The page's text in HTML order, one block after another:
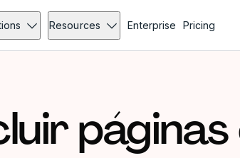
Resources Enterprise Pricing
páginas